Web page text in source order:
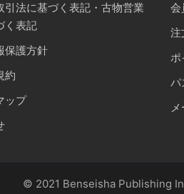
引法に基づく表記・古物営業
く表記
保護方針
約
ップ
会
注
ポ
パ
© 2021 Benseisha Publishing